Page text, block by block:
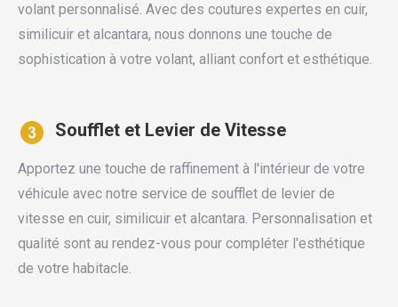
volant personnalisé. Avec des coutures expertes en cuir,
similicuir et alcantara, nous donnons une touche de
sophistication à votre volant, alliant confort et esthétique.
Soufflet et Levier de Vitesse
Apportez une touche de raffinement à l'intérieur de votre
véhicule avec notre service de soufflet de levier de
vitesse en cuir, similicuir et alcantara. Personnalisation et
qualité sont au rendez-vous pour compléter l'esthétique
de votre habitacle.